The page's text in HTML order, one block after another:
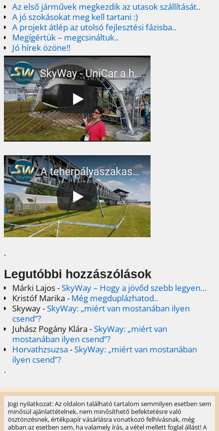
Az első járművek megkezdik az utasok szállítását..
A jó szokásokat meg kell tartani :)
A projekt átlép az utolsó fejlesztési fázisba..
Megígértük – megcsináltuk..
Jó hírek özöne!!
.
Legutóbbi hozzászólások
Márki Lajos-SkyWay – Hogy a jövőd szebb legyen…
Kristóf Marika - Még megduplázhatod..
Skyway-SkyWay: „miért van mostanában ilyen
csend”?
Juhász Pogány Klára -SkyWay: „miért van
mostanában ilyen csend”?
Horvathzsuzsa -SkyWay: „miért van mostanában
ilyen csend”?
.
Jogi nyilatkozat: Az oldalon található tartalom semmilyen esetben sem
minősül ajánlattételnek, nem minősíthető befektetésre való
ösztönzésnek, értékpapír vásárlásra vonatkozó felhívásnak, még
abban az esetben sem, ha valamely írás, a vétel mellett foglal állást! A